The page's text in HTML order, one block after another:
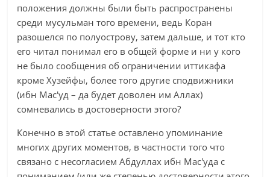
положения должны были быть распространены
среди мусульман того времени, ведь Коран
разошелся по полуострову, затем дальше, и тот кто
его читал понимал его в общей форме и ни у кого
не было сообщения об ограничении иттикафа
кроме Хузейфы, более того другие сподвижники
(ибн Мас'уд – да будет доволен им Аллах)
сомневались в достоверности этого?
Конечно в этой статье оставлено упоминание
многих других моментов, в частности того что
связано с несогласием Абдуллах ибн Мас'уда с